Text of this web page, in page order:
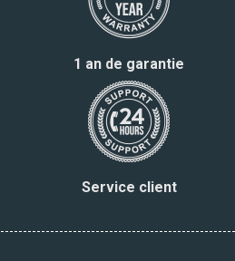
1 an de garantie
Service client